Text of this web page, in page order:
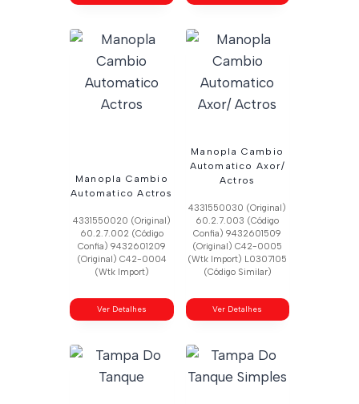
Manopla Cambio
Automatico Actros
4331550020 (Original)
60.2.7.002 (Código
Confia) 9432601209
(Original) C42-0004
(Wtk Import)
Ver Detalhes
Manopla Cambio
Automatico Axor/
Actros
4331550030 (Original)
60.2.7.003 (Código
Confia) 9432601509
(Original) C42-0005
(Wtk Import) L0307105
(Código Similar)
Ver Detalhes